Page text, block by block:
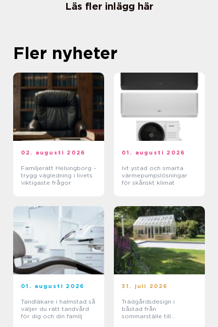
Läs fler inlägg här
Fler nyheter
02. augusti 2026
Familjerätt Helsingborg –
trygg vägledning i livets
viktigaste frågor
01. augusti 2026
Ivt ystad och smarta
värmepumpslösningar
för skånskt klimat
01. augusti 2026
Tandläkare i halmstad så
väljer du rätt tandvård
för dig och din familj
31. juli 2026
Trädgårdsdesign i
båstad från
sommarställe till